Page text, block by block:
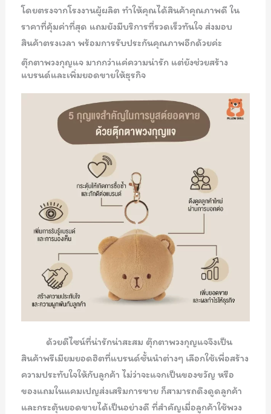
โดยตรงจากโรงงานผู้ผลิต ทำให้คุณได้สินค้าคุณภาพดี ใน
ราคาที่คุ้มค่าที่สุด แถมยังมีบริการที่รวดเร็วทันใจ ส่งมอบ
สินค้าตรงเวลา พร้อมการรับประกันคุณภาพอีกด้วยค่ะ
ตุ๊กตาพวงกุญแจ มากกว่าแค่ความน่ารัก แต่ยังช่วยสร้าง
แบรนด์และเพิ่มยอดขายให้ธุรกิจ
ด้วยดีไซน์ที่น่ารักน่าสะสม ตุ๊กตาพวงกุญแจจึงเป็น
สินค้าพรีเมียมยอดฮิตที่แบรนด์ชั้นนำต่างๆ เลือกใช้เพื่อสร้าง
ความประทับใจให้กับลูกค้า ไม่ว่าจะแจกเป็นของขวัญ หรือ
ของแถมในแคมเปญส่งเสริมการขาย ก็สามารถดึงดูดลูกค้า
และกระตุ้นยอดขายได้เป็นอย่างดี ที่สำคัญเมื่อลูกค้าใช้พวง